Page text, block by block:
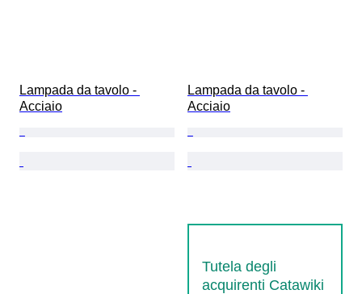
Lampada da tavolo -
Acciaio
Lampada da tavolo -
Acciaio
Tutela degli
acquirenti Catawiki